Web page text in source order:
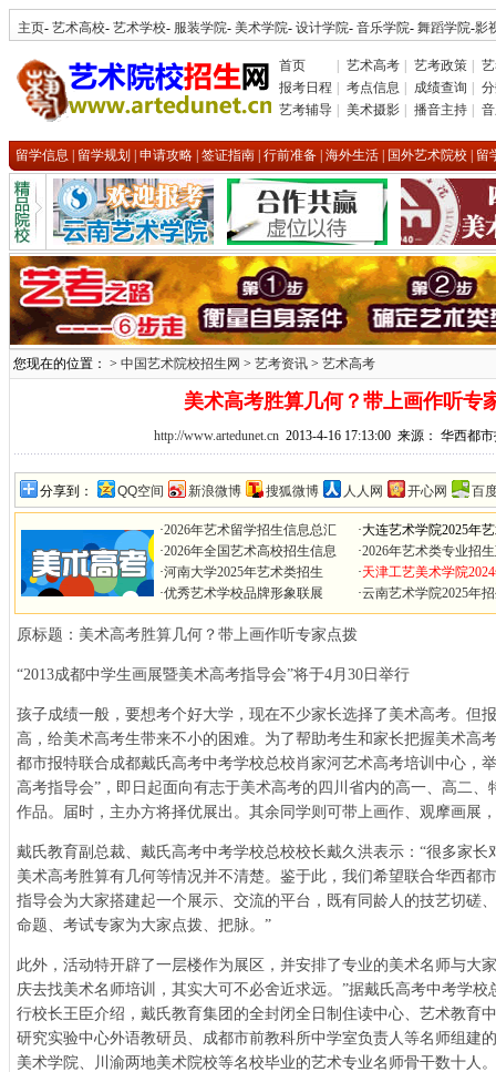
主页- 艺术高校- 艺术学校- 服装学院- 美术学院- 设计学院- 音乐学院- 舞蹈学院-影
首页 艺术高考 艺考政策
报考日程
考点信息 成绩查询
艺考辅导
美术摄影 播音主持
留学信息 留学规划 申请攻略 签证指南 行前准备 海外生活 国外艺术院校 留
您现在的位置： > 中国艺术院校招生网 > 艺考资讯 > 艺术高考
美术高考胜算几何？带上画作听专
http://www.artedunet.cn2013-4-16 17:13:00 来源： 华西都
分享到： QQ空间 新浪微博 搜狐微博 人人网 开心网 百
·2026年艺术留学招生信息总汇
·2026年全国艺术高校招生信息
·河南大学2025年艺术类招生
·优秀艺术学校品牌形象联展
·大连艺术学院2025年
·2026年艺术类专业招
·天津工艺美术学院
·云南艺术学院2025年
原标题：美术高考胜算几何？带上画作听专家点拨
“2013成都中学生画展暨美术高考指导会”将于4月30日举行
孩子成绩一般，要想考个好大学，现在不少家长选择了美术高考。但
高，给美术高考生带来不小的困难。为了帮助考生和家长把握美术高
都市报特联合成都戴氏高考中考学校总校肖家河艺术高考培训中心，
高考指导会”，即日起面向有志于美术高考的四川省内的高一、高二
作品。届时，主办方将择优展出。其余同学则可带上画作、观摩画展
戴氏教育副总裁、戴氏高考中考学校总校校长戴久洪表示：“很多家
美术高考胜算有几何等情况并不清楚。鉴于此，我们希望联合华西都
指导会为大家搭建起一个展示、交流的平台，既有同龄人的技艺切磋
命题、考试专家为大家点拨、把脉。”
此外，活动特开辟了一层楼作为展区，并安排了专业的美术名师与大
庆去找美术名师培训，其实大可不必舍近求远。”据戴氏高考中考学
行校长王臣介绍，戴氏教育集团的全封闭全日制住读中心、艺术教育
研究实验中心外语教研员、成都市前教科所中学室负责人等名师组建
美术学院、川渝两地美术院校等名校毕业的艺术专业名师骨干数十人。